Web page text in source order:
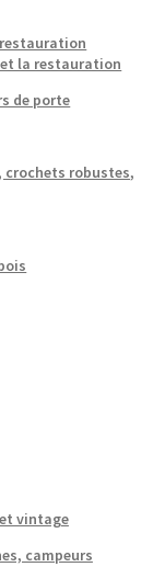
la restauration
de porte
crochets robustes,
vintage
campeurs